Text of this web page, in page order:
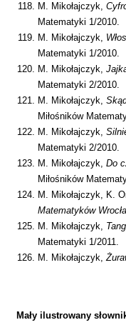
M. Mikołajczyk,
Matematyki 1/2010.
M. Mikołajczyk,
Matematyki 1/2010.
M. Mikołajczyk,
Matematyki 2/2010.
M. Mikołajczyk,
Miłośników
M. Mikołajczyk,
Matematyki 2/2010.
M. Mikołajczyk, Do
Miłośników
M. Mikołajczyk, K.
Matematyków
M. Mikołajczyk,
Matematyki 1/2011.
M. Mikołajczyk,
Mały ilustrowany